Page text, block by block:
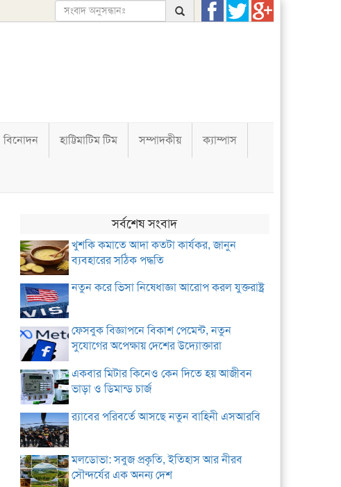
বিনোদন হাট্টিমাটিম টিম সম্পাদকীয় ক্যাম্পাস
সর্বশেষ সংবাদ
খুশকি কমাতে আদা কতটা কার্যকর, জানুন
ব্যবহারের সঠিক পদ্ধতি
নতুন করে ভিসা নিষেধাজ্ঞা আরোপ করল যুক্তরাষ্ট্র
ফেসবুক বিজ্ঞাপনে বিকাশ পেমেন্ট, নতুন
সুযোগের অপেক্ষায় দেশের উদ্যোক্তারা
একবার মিটার কিনেও কেন দিতে হয় আজীবন
ভাড়া ও ডিমান্ড চার্জ
র‌্যাবের পরিবর্তে আসছে নতুন বাহিনী এসআরবি
মলডোভা: সবুজ প্রকৃতি, ইতিহাস আর নীরব
সৌন্দর্যের এক অনন্য দেশ